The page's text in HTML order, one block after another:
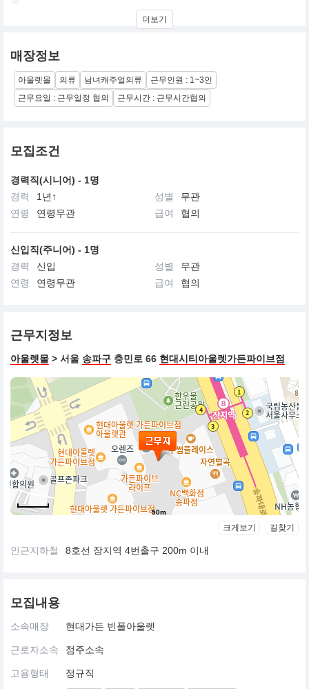
친화적인 CONTEMPORARY TRADITIONL풍의 행복한 T.O.P 의
우리는 빈폴을 통하여 행복한 삶을 제안하고 전달하는 창조적 메신
저로 아름다운 세상을 함께만들고자 하는 사명을 가진다.
"행복이 있는 곳 에 빈폴이,빈폴이 있는곳에 행복이 "
고전적이고 전통적인 유니섹스풍의 고품격 트래디셔널 캐주얼웨어.
더보기
매장정보
아울렛몰 의류 남녀캐주얼의류
근무인원 : 1~3인
근무요일 : 근무일정 협의
근무시간 : 근무시간협의
모집조건
경력직(시니어) - 1명
경력
1년↑ 성별
무관
연령
연령무관 급여 협의
신입직(주니어) - 1명
경력
신입 성별
무관
연령
연령무관 급여 협의
근무지정보
아울렛몰 > 서울 송파구 충민로 66 현대시티아울렛가든파이브점
50m
크게보기 길찾기
인근지하철 8호선 장지역 4번출구 200m 이내
모집내용
소속매장 현대가든 빈폴아울렛
근로자소속 점주소속
고용형태 정규직